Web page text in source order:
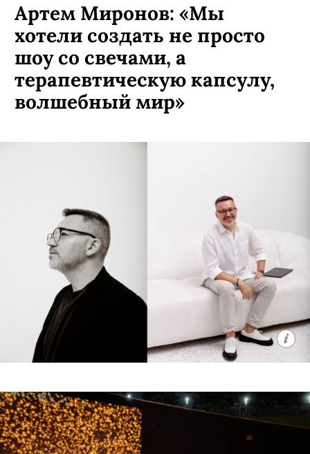
Артем Миронов: «Мы
хотели создать не просто
шоу со свечами, а
терапевтическую капсулу,
волшебный мир»